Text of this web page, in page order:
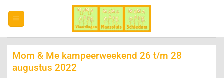
naar
Mom & Me kampeerweekend 26 t/m 28
augustus 2022